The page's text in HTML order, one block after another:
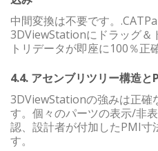
中間変換は不要です。
3DViewStationにドラッグ＆
トリデータが即座に100％正
4.4. アセンブリツリー構造
3DViewStationの強みは正確
す。個々のパーツの表示/非
認、設計者が付加したPMI寸
す。